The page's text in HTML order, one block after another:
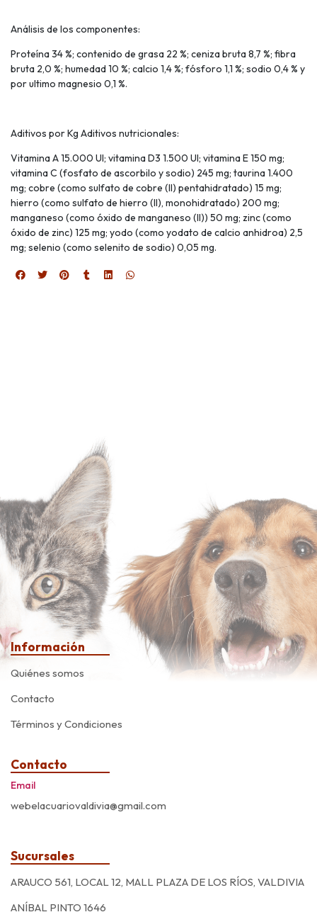
Análisis de los componentes:
Proteína 34 %; contenido de grasa 22 %; ceniza bruta 8,7 %; fibra
bruta 2,0 %; humedad 10 %; calcio 1,4 %; fósforo 1,1 %; sodio 0,4 % y
por ultimo magnesio 0,1 %.
Aditivos por Kg Aditivos nutricionales:
Vitamina A 15.000 UI; vitamina D3 1.500 UI; vitamina E 150 mg;
vitamina C (fosfato de ascorbilo y sodio) 245 mg; taurina 1.400
mg; cobre (como sulfato de cobre (II) pentahidratado) 15 mg;
hierro (como sulfato de hierro (II), monohidratado) 200 mg;
manganeso (como óxido de manganeso (II)) 50 mg; zinc (como
óxido de zinc) 125 mg; yodo (como yodato de calcio anhidroa) 2,5
mg; selenio (como selenito de sodio) 0,05 mg.
Información
Quiénes somos
Contacto
Términos y Condiciones
Contacto
Email
webelacuariovaldivia@gmail.com
Sucursales
ARAUCO 561, LOCAL 12, MALL PLAZA DE LOS RÍOS, VALDIVIA
ANÍBAL PINTO 1646